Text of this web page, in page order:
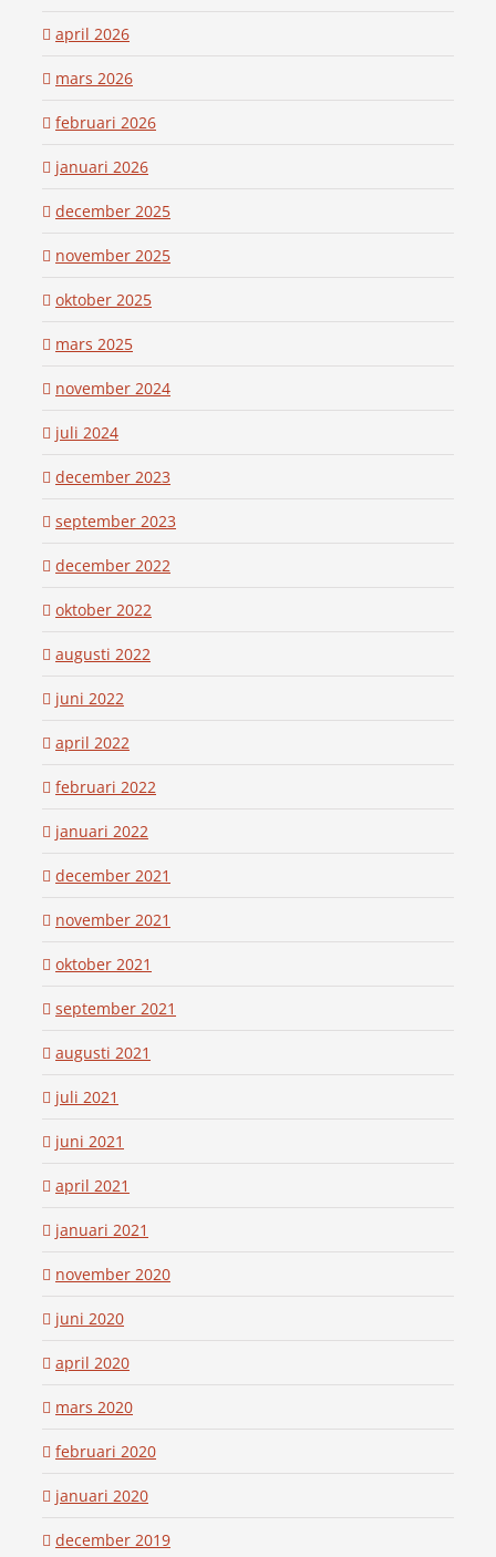
april 2026
mars 2026
februari 2026
januari 2026
december 2025
november 2025
oktober 2025
mars 2025
november 2024
juli 2024
december 2023
september 2023
december 2022
oktober 2022
augusti 2022
juni 2022
april 2022
februari 2022
januari 2022
december 2021
november 2021
oktober 2021
september 2021
augusti 2021
juli 2021
juni 2021
april 2021
januari 2021
november 2020
juni 2020
april 2020
mars 2020
februari 2020
januari 2020
december 2019